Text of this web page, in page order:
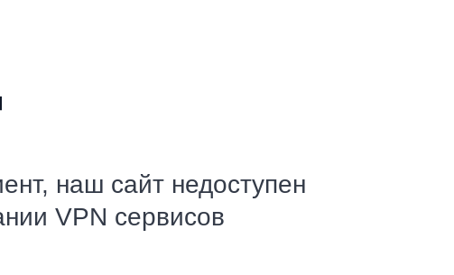
наш сайт недоступен
VPN сервисов